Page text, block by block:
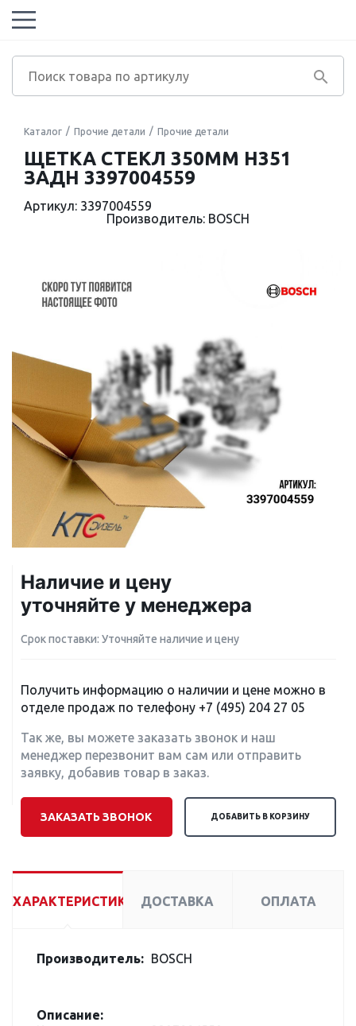
Каталог Прочие детали Прочие детали
ЩЕТКА СТЕКЛ 350ММ H351
ЗАДН 3397004559
Артикул: 3397004559
Производитель: BOSCH
Наличие и цену
уточняйте у менеджера
Срок поставки: Уточняйте наличие и цену
Получить информацию о наличии и цене можно в
отделе продаж по телефону +7 (495) 204 27 05
Так же, вы можете заказать звонок и наш
менеджер перезвонит вам сам или отправить
заявку, добавив товар в заказ.
ЗАКАЗАТЬ ЗВОНОК ДОБАВИТЬ В КОРЗИНУ
ХАРАКТЕРИСТИКИ ДОСТАВКА ОПЛАТА
Производитель: BOSCH
Описание: